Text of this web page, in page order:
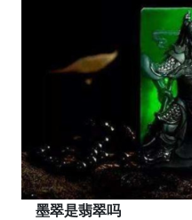
墨翠是翡翠吗